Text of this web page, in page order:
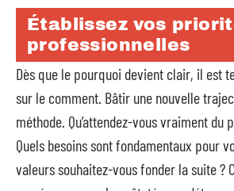
Établissez vos
professionnelles
Dès que le pourquoi devient clair, il est
sur le comment. Bâtir une nouvelle
méthode. Qu’attendez-vous vraiment du
Quels besoins sont fondamentaux pour
valeurs souhaitez-vous fonder la suite ?